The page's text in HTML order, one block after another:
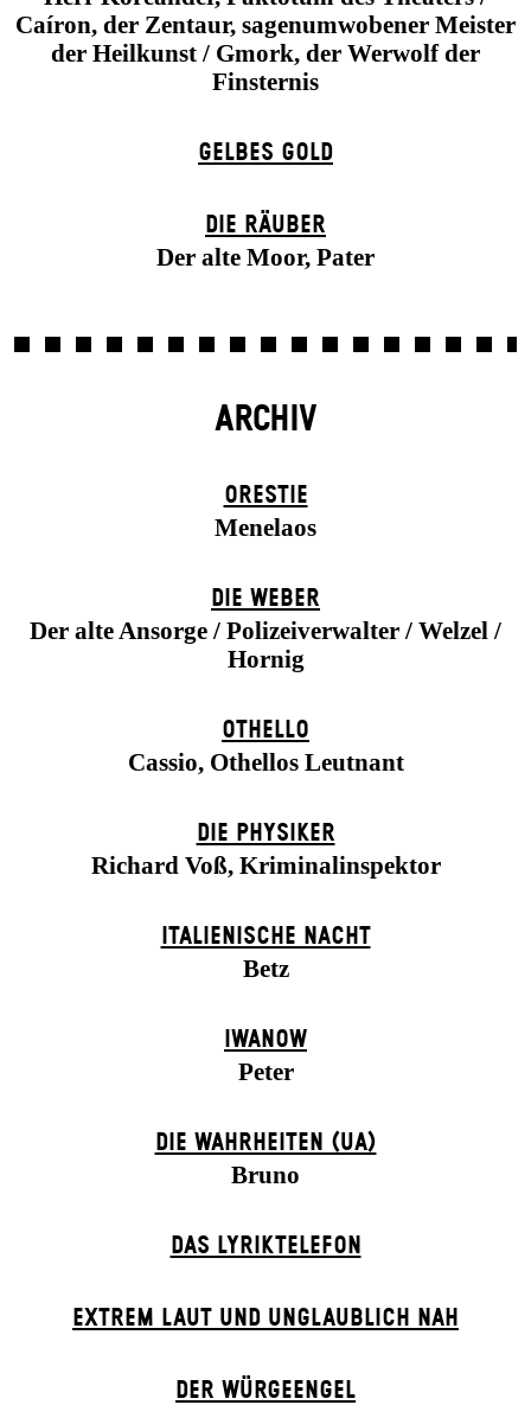
Caíron, der Zentaur, sagenumwobener Meister
der Heilkunst / Gmork, der Werwolf der
Finsternis
GELBES GOLD
DIE RÄUBER
Der alte Moor, Pater
ARCHIV
ORESTIE
Menelaos
DIE WEBER
Der alte Ansorge / Polizeiverwalter / Welzel /
Hornig
OTHELLO
Cassio, Othellos Leutnant
DIE PHYSIKER
Richard Voß, Kriminalinspektor
ITALIENISCHE NACHT
Betz
IWANOW
Peter
DIE WAHRHEITEN (UA)
Bruno
DAS LYRIKTELEFON
EXTREM LAUT UND UNGLAUBLICH NAH
DER WÜR­GE­ENG­EL